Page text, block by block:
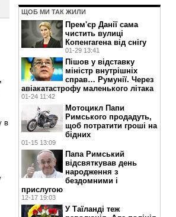
в
ЩОБ МИ ТАК ЖИЛИ
Прем'єр Данії сама
чистить вулиці
Копенгагена від снігу
01-29 13:41
Пішов у відставку
міністр внутрішніх
справ… Румунії. Через
авіакатастрофу маленького літака
01-24 11:42
Мотоцикл Папи
Римського продадуть,
щоб потратити гроші на
бідних
01-15 13:09
Папа Римський
відсвяткував день
народження з
бездомними і
прислугою
12-17 19:03
У Таїланді теж